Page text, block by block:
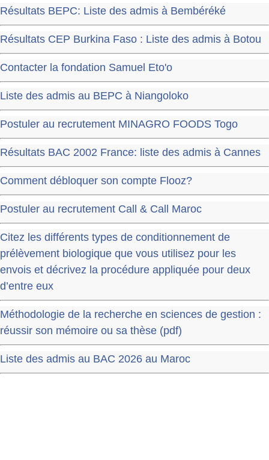
Résultats BEPC: Liste des admis à Bembéréké
Résultats CEP Burkina Faso : Liste des admis à Botou
Contacter la fondation Samuel Eto'o
Liste des admis au BEPC à Niangoloko
Postuler au recrutement MINAGRO FOODS Togo
Résultats BAC 2002 France: liste des admis à Cannes
Comment débloquer son compte Flooz?
Postuler au recrutement Call & Call Maroc
Citez les différents types de conditionnement de
prélèvement biologique que vous utilisez pour les
envois et décrivez la procédure appliquée pour deux
d’entre eux
Méthodologie de la recherche en sciences de gestion :
réussir son mémoire ou sa thèse (pdf)
Liste des admis au BAC 2026 au Maroc